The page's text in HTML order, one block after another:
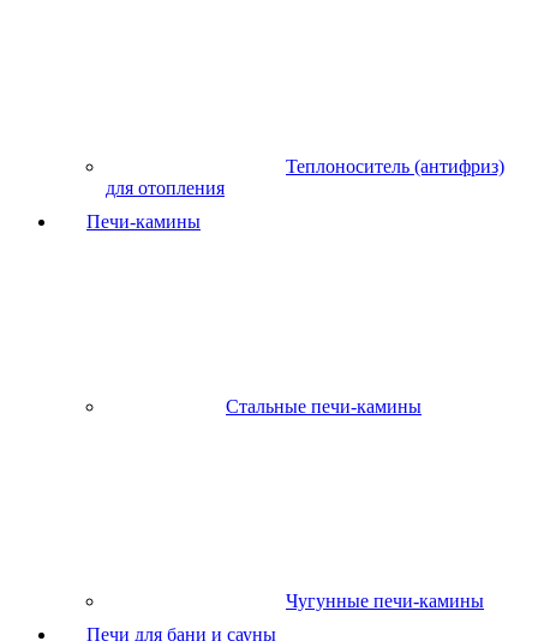
Теплоноситель (антифриз)
для отопления
Печи-камины
Стальные печи-камины
Чугунные печи-камины
Печи для бани и сауны